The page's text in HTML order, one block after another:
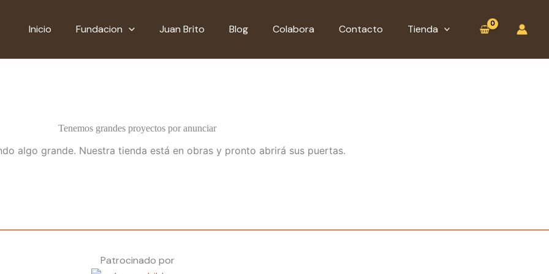
Inicio Fundacion Juan Brito Blog Colabora Contacto Tienda
Tenemos grandes proyectos por anunciar
algo grande. Nuestra tienda está en obras y pronto abrirá sus puertas.
Patrocinado por
Alfabeto